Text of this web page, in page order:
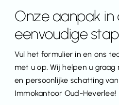
Onze aanpak in
eenvoudige
Vul het formulier in en ons
met u op. Wij helpen u
en persoonlijke schatting
Immokantoor Oud-Heverlee!